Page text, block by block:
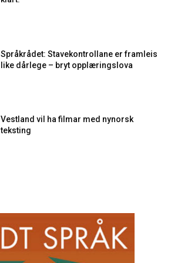
Språkrådet: Stavekontrollane er framleis
like dårlege – bryt opplæringslova
Vestland vil ha filmar med nynorsk
teksting